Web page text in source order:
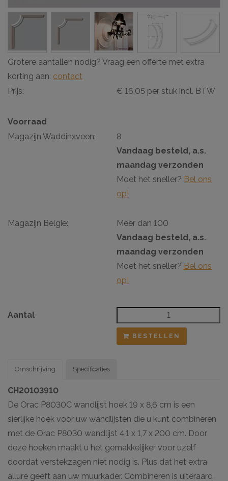
Grotere aantallen nodig? Vraag een offerte met extra
korting aan: contact
Prijs:
€ 16,05 per stuk incl. BTW
Voorraad
Magazijn Waddinxveen:
8
Vandaag besteld, a.s.
maandag verzonden
Moet het sneller? Bel ons
op!
Magazijn België:
Meer dan 100
Vandaag besteld, a.s.
maandag verzonden
Moet het sneller? Bel ons
op!
Aantal
BESTELLEN
Omschrijving
CH20103910
De Orac P8030C wandlijst hoek 19 x 8,6 cm is een
sierlijke hoek voor uw wandlijsten die u kunt combineren
met de Orac P8030 wandlijst 4,1 x 1,7 x 200 cm. Door
deze hoeken maakt u het gemakkelijker voor uzelf
doordat verstekzagen niet nodig is. Plus dat het extra
allure geeft aan uw muurkader. Combineren is uiteraard
Specificaties